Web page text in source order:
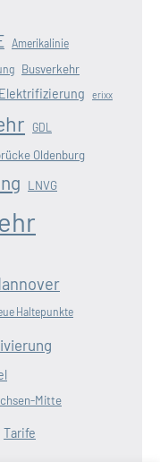
Amerikalinie
Busverkehr
Elektrifizierung erixx
GDL
Oldenburg
LNVG
Haltepunkte
Mitte
Tarife